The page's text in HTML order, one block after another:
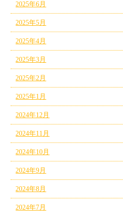
2025年6月
2025年5月
2025年4月
2025年3月
2025年2月
2025年1月
2024年12月
2024年11月
2024年10月
2024年9月
2024年8月
2024年7月